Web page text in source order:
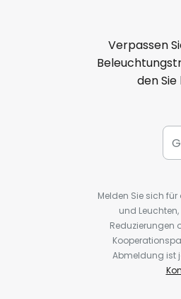
Verpassen
den
Melden Sie sich
und
Reduzierungen
Abmeldung ist